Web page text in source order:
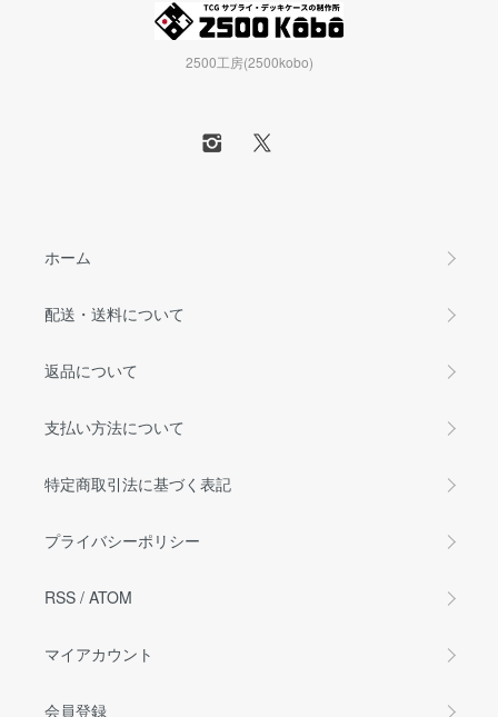
2500工房(2500kobo)
ホーム
配送・送料について
返品について
支払い方法について
特定商取引法に基づく表記
プライバシーポリシー
RSS / ATOM
マイアカウント
会員登録